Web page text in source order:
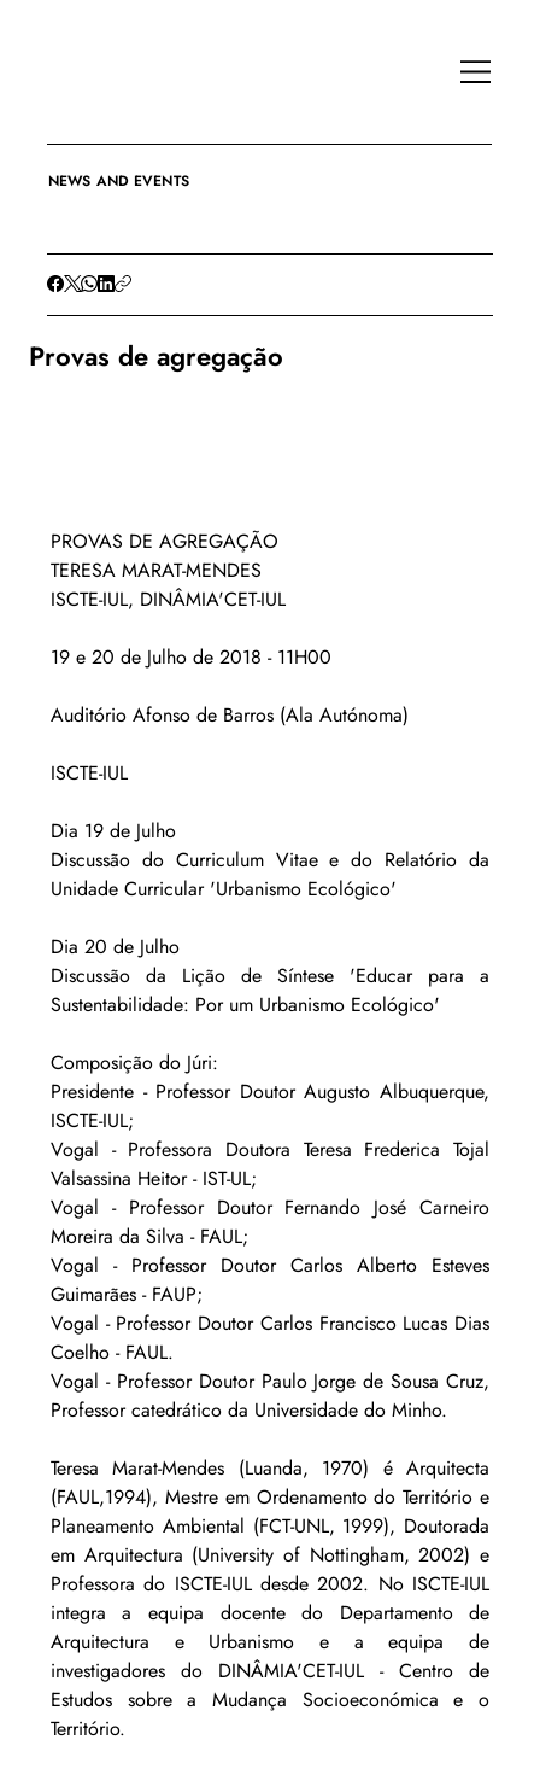
NEWS AND EVENTS
Provas de agregação
PROVAS DE AGREGAÇÃO
TERESA MARAT-MENDES
ISCTE-IUL, DINÂMIA'CET-IUL
19 e 20 de Julho de 2018 - 11H00
Auditório Afonso de Barros (Ala Autónoma)
ISCTE-IUL
Dia 19 de Julho
Discussão do Curriculum Vitae e do Relatório da
Unidade Curricular 'Urbanismo Ecológico'
Dia 20 de Julho
Discussão da Lição de Síntese 'Educar para a
Sustentabilidade: Por um Urbanismo Ecológico'
Composição do Júri:
Presidente - Professor Doutor Augusto Albuquerque,
ISCTE-IUL;
Vogal - Professora Doutora Teresa Frederica Tojal
Valsassina Heitor - IST-UL;
Vogal - Professor Doutor Fernando José Carneiro
Moreira da Silva - FAUL;
Vogal - Professor Doutor Carlos Alberto Esteves
Guimarães - FAUP;
Vogal - Professor Doutor Carlos Francisco Lucas Dias
Coelho - FAUL.
Vogal - Professor Doutor Paulo Jorge de Sousa Cruz,
Professor catedrático da Universidade do Minho.
Teresa Marat-Mendes (Luanda, 1970) é Arquitecta
(FAUL,1994), Mestre em Ordenamento do Território e
Planeamento Ambiental (FCT-UNL, 1999), Doutorada
em Arquitectura (University of Nottingham, 2002) e
Professora do ISCTE-IUL desde 2002. No ISCTE-IUL
integra a equipa docente do Departamento de
Arquitectura e Urbanismo e a equipa de
investigadores do DINÂMIA'CET-IUL - Centro de
Estudos sobre a Mudança Socioeconómica e o
Território.